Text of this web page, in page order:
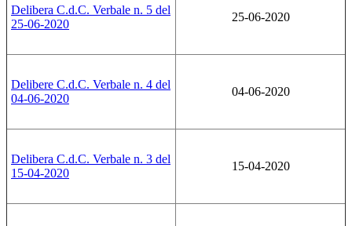
Delibera C.d.C. Verbale n. 5 del
25-06-2020
25-06-2020
Delibere C.d.C. Verbale n. 4 del
04-06-2020
04-06-2020
Delibera C.d.C. Verbale n. 3 del
15-04-2020
15-04-2020